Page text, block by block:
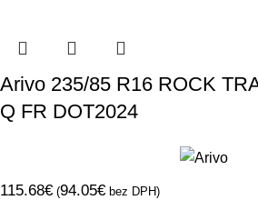
Arivo 235/85 R16 ROCK
Q FR DOT2024
115.68€ (94.05€ bez DPH)